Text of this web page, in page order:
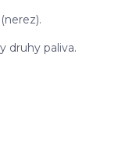
druhy paliva.